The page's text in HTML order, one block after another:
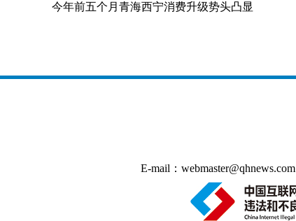
今年前五个月青海西宁消费升级势头凸显
E-mail：